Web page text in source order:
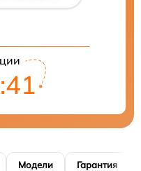
Модели Гарантия